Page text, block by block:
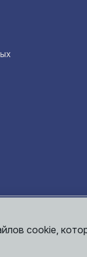
условиях
cookie,